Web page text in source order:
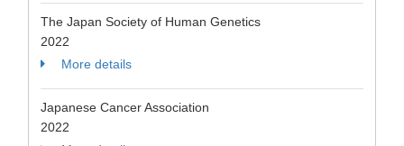
The Japan Society of Human Genetics
2022
More details
Japanese Cancer Association
2022